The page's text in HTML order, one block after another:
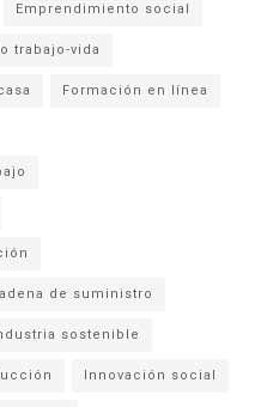
Emprendimiento social
trabajo-vida
Formación en línea
de suministro
sostenible
Innovación social